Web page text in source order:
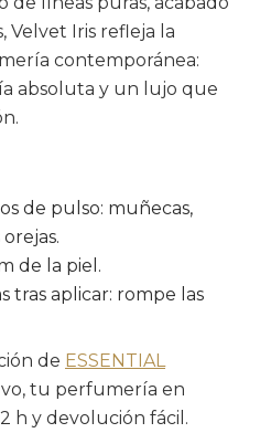
Velvet Iris refleja la
contemporánea:
absoluta y un lujo que
de pulso: muñecas,
de la piel.
tras aplicar: rompe las
de ESSENTIAL
tu perfumería en
h y devolución fácil.